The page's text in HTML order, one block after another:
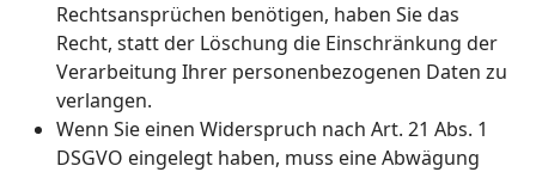
Rechtsansprüchen benötigen, haben Sie das
Recht, statt der Löschung die Einschränkung der
Verarbeitung Ihrer personenbezogenen Daten zu
verlangen.
Wenn Sie einen Widerspruch nach Art. 21 Abs. 1
DSGVO eingelegt haben, muss eine Abwägung